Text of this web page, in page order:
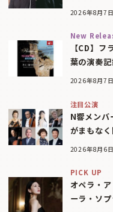
2026年8月7日
New
【CD】
葉の演奏
2026年8月7日
注目公演
N響メンバ
がまもな
2026年8月6日
PICK UP
オペラ・
ーラ・ソ